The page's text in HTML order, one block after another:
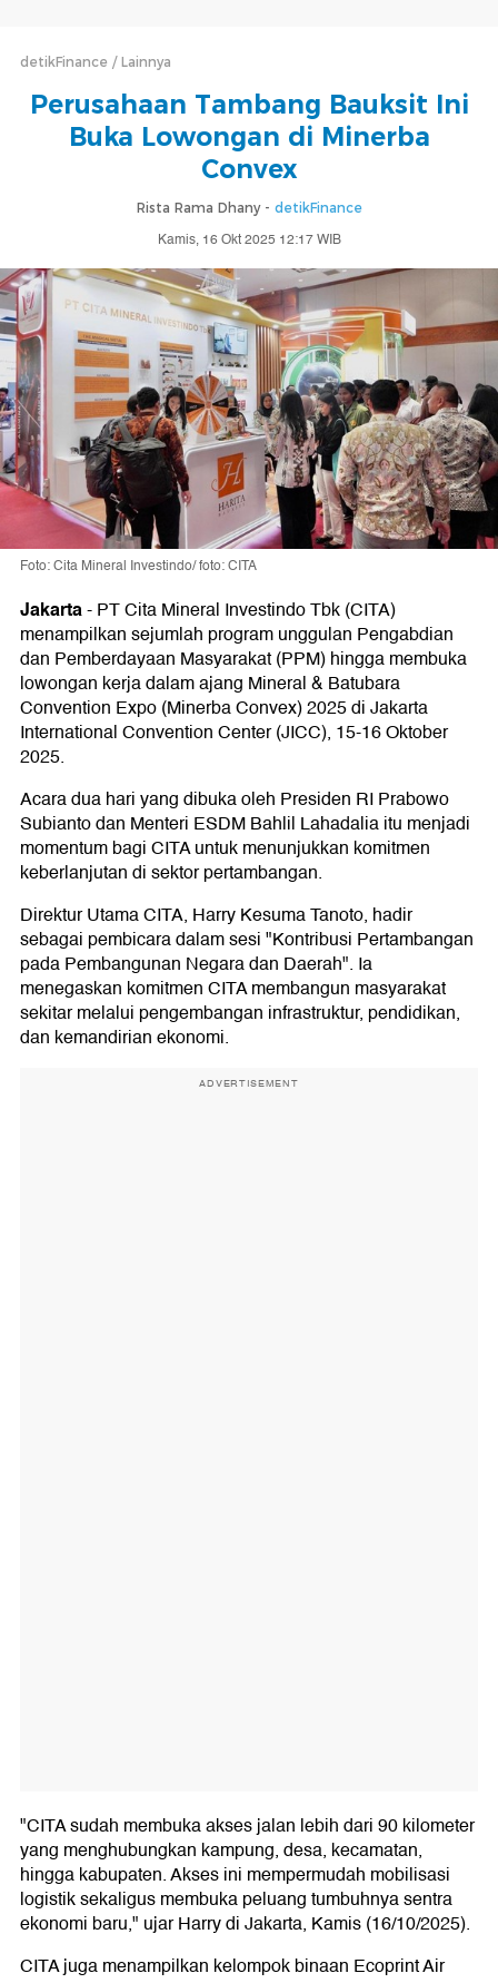
detikFinance Lainnya
Perusahaan Tambang Bauksit Ini
Buka Lowongan di Minerba
Convex
Rista Rama Dhany - detikFinance
Kamis, 16 Okt 2025 12:17 WIB
Foto: Cita Mineral Investindo/ foto: CITA
Jakarta-PT Cita Mineral Investindo Tbk (CITA)
menampilkan sejumlah program unggulan Pengabdian
dan Pemberdayaan Masyarakat (PPM) hingga membuka
lowongan kerja dalam ajang Mineral & Batubara
Convention Expo (Minerba Convex) 2025 di Jakarta
International Convention Center (JICC), 15-16 Oktober
2025.
Acara dua hari yang dibuka oleh Presiden RI Prabowo
Subianto dan Menteri ESDM Bahlil Lahadalia itu menjadi
momentum bagi CITA untuk menunjukkan komitmen
keberlanjutan di sektor pertambangan.
Direktur Utama CITA, Harry Kesuma Tanoto, hadir
sebagai pembicara dalam sesi "Kontribusi Pertambangan
pada Pembangunan Negara dan Daerah". Ia
menegaskan komitmen CITA membangun masyarakat
sekitar melalui pengembangan infrastruktur, pendidikan,
dan kemandirian ekonomi.
ADVERTISEMENT
"CITA sudah membuka akses jalan lebih dari 90 kilometer
yang menghubungkan kampung, desa, kecamatan,
hingga kabupaten. Akses ini mempermudah mobilisasi
logistik sekaligus membuka peluang tumbuhnya sentra
ekonomi baru," ujar Harry di Jakarta, Kamis (16/10/2025).
CITA juga menampilkan kelompok binaan Ecoprint Air